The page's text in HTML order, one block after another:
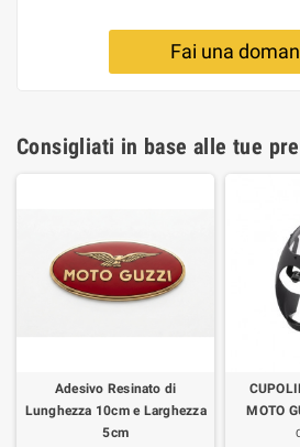
Fai una
Consigliati in base alle tue
Adesivo Resinato di
Lunghezza 10cm e Larghezza
5cm
MOTO